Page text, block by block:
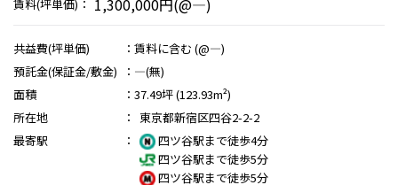
賃料(坪単価)： 1,300,000円(@―)
共益費(坪単価) ： 賃料に含む (@―)
預託金(保証金/敷金)
： ―(無)
面積
： 37.49坪 (123.93m²)
所在地
：
東京都新宿区四谷2-2-2
最寄駅
：
四ツ谷駅まで徒歩4分
四ツ谷駅まで徒歩5分
四ツ谷駅まで徒歩5分